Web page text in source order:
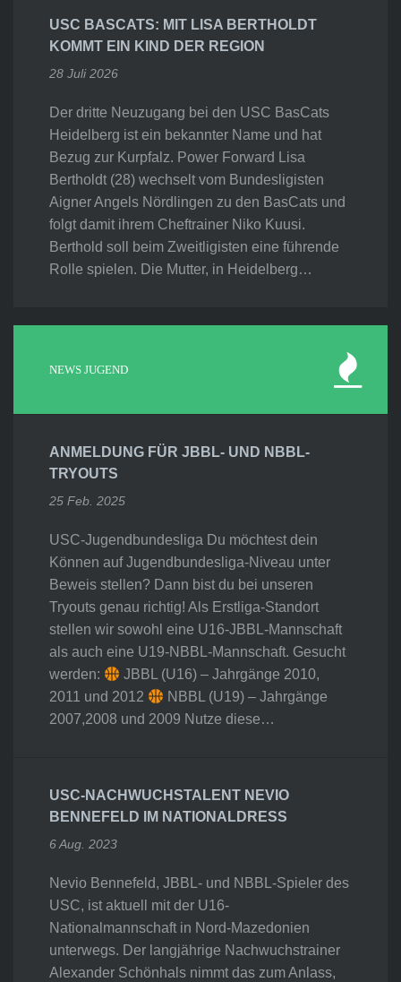
USC BASCATS: MIT LISA BERTHOLDT
KOMMT EIN KIND DER REGION
28 Juli 2026
Der dritte Neuzugang bei den USC BasCats
Heidelberg ist ein bekannter Name und hat
Bezug zur Kurpfalz. Power Forward Lisa
Bertholdt (28) wechselt vom Bundesligisten
Aigner Angels Nördlingen zu den BasCats und
folgt damit ihrem Cheftrainer Niko Kuusi.
Berthold soll beim Zweitligisten eine führende
Rolle spielen. Die Mutter, in Heidelberg…
NEWS JUGEND
ANMELDUNG FÜR JBBL- UND NBBL-
TRYOUTS
25 Feb. 2025
USC-Jugendbundesliga Du möchtest dein
Können auf Jugendbundesliga-Niveau unter
Beweis stellen? Dann bist du bei unseren
Tryouts genau richtig! Als Erstliga-Standort
stellen wir sowohl eine U16-JBBL-Mannschaft
als auch eine U19-NBBL-Mannschaft. Gesucht
werden:
JBBL (U16) – Jahrgänge 2010,
2011 und 2012
NBBL (U19) – Jahrgänge
2007,2008 und 2009 Nutze diese…
USC-NACHWUCHSTALENT NEVIO
BENNEFELD IM NATIONALDRESS
6 Aug. 2023
Nevio Bennefeld, JBBL- und NBBL-Spieler des
USC, ist aktuell mit der U16-
Nationalmannschaft in Nord-Mazedonien
unterwegs. Der langjährige Nachwuchstrainer
Alexander Schönhals nimmt das zum Anlass,